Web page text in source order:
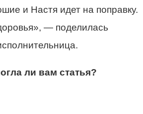
и Настя идет на поправку.
— поделилась
ли вам статья?